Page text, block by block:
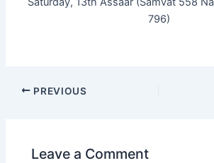
796)
PREVIOUS
Leave a Comment